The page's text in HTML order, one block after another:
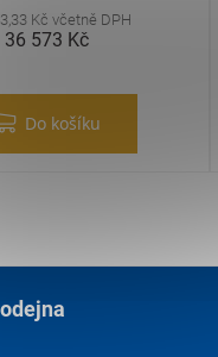
Kč včetně DPH
36 573 Kč
Do košíku